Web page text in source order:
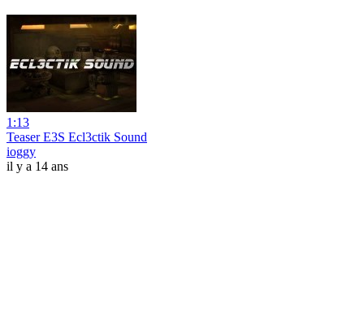
1:13
Teaser E3S Ecl3ctik Sound
ioggy
il y a 14 ans